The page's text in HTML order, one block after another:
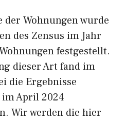
der Wohnungen wurde
des Zensus im Jahr
festgestellt.
dieser Art fand im
die Ergebnisse
April 2024
Wir werden die hier